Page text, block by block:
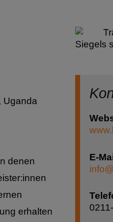
Uganda
denen
erhalten
Siegels
E-